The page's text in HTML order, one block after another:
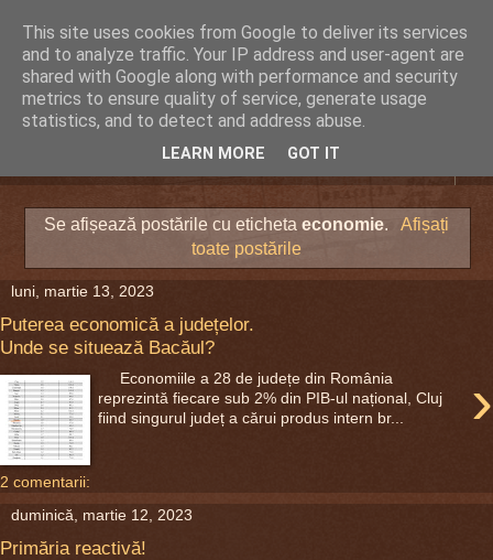
DEFERLĂRI
Despre şi pentru Bacău. Totul la obiect.
Se afișează postările cu etichetaeconomie.
Afișați
toate postările
luni, martie 13, 2023
Puterea economică a județelor.
Unde se situează Bacăul?
›
Economiile a 28 de județe din România
reprezintă fiecare sub 2% din PIB-ul național, Cluj
fiind singurul județ a cărui produs intern br...
2 comentarii:
duminică, martie 12, 2023
Primăria reactivă!
This site uses cookies from Google to deliver its services
and to analyze traffic. Your IP address and user-agent are
shared with Google along with performance and security
metrics to ensure quality of service, generate usage
statistics, and to detect and address abuse.
LEARN MORE GOT IT